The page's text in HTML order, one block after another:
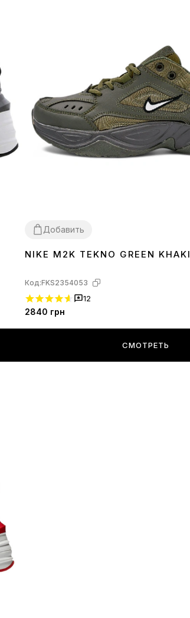
Добавить
36
NIKE M2K TEKNO GREEN KHAKI
Код:FKS2354053
12
2840 грн
СМОТРЕТЬ